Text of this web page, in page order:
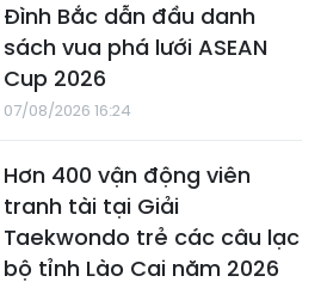
Đình Bắc dẫn đầu danh
sách vua phá lưới ASEAN
Cup 2026
07/08/2026 16:24
Hơn 400 vận động viên
tranh tài tại Giải
Taekwondo trẻ các câu lạc
bộ tỉnh Lào Cai năm 2026